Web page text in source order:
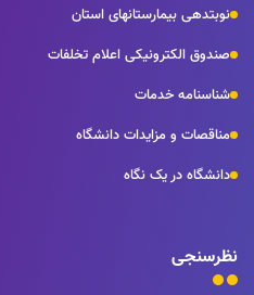
نوبتدهی بیمارستانهای استان
صندوق الکترونیکی اعلام تخلفات
شناسنامه خدمات
مناقصات و مزایدات دانشگاه
دانشگاه در یک نگاه
نظرسنجی